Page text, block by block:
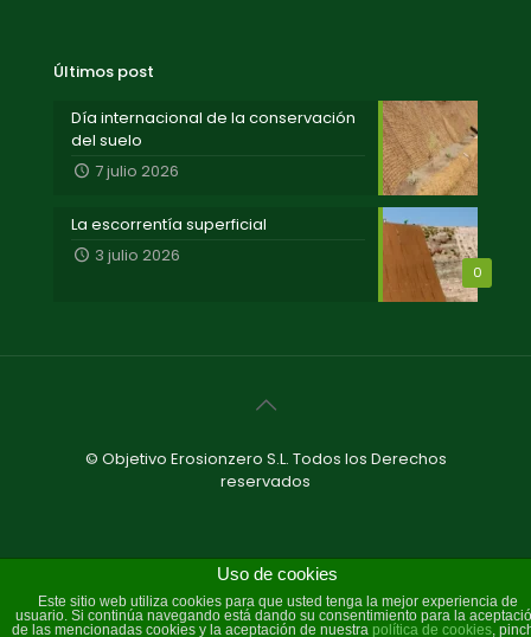
Últimos post
Día internacional de la conservación
del suelo
7 julio 2026
0
La escorrentía superficial
3 julio 2026
© Objetivo Erosionzero S.L. Todos los Derechos
reservados
Uso de cookies
Este sitio web utiliza cookies para que usted tenga la mejor experiencia de
usuario. Si continúa navegando está dando su consentimiento para la
de las mencionadas cookies y la aceptación de nuestra política de cookies,